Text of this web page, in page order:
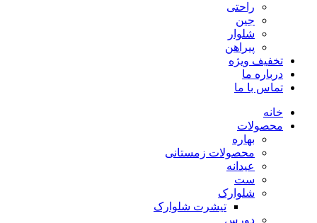
راحتی
جین
شلوار
پیراهن
تخفیف ویژه
درباره ما
تماس با ما
خانه
محصولات
بهاره
محصولات زمستانی
عیدانه
ست
شلوارک
تیشرت شلوارک
دورس